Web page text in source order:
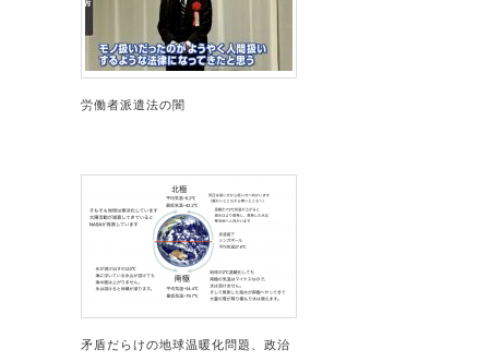
労働者派遣法の闇
矛盾だらけの地球温暖化問題、政治